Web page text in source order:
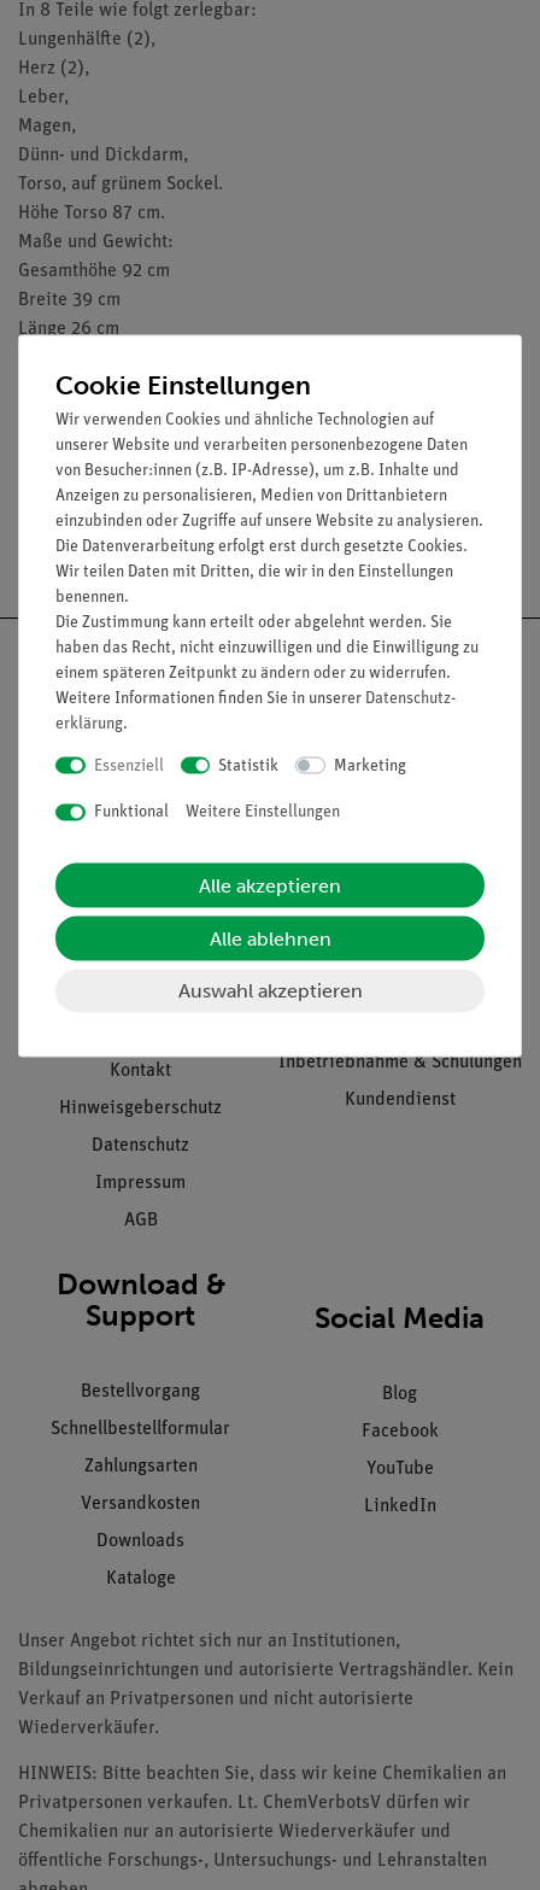
In 8 Teile wie folgt zerlegbar:
Lungenhälfte (2),
Herz (2),
Leber,
Magen,
Dünn- und Dickdarm,
Torso, auf grünem Sockel.
Höhe Torso 87 cm.
Maße und Gewicht:
Gesamthöhe 92 cm
Breite 39 cm
Länge 26 cm
Versandkostenfrei ab 300,- €
Unternehmen
Projekte und Lösungen
Kontakt
Hinweisgeberschutz
Datenschutz
Impressum
AGB
Übersicht Service
Beratung & Showroom
Inventarisierungs- &
Inbetriebnahme & Schulungen
Kundendienst
Download &
Support
Bestellvorgang
Schnellbestellformular
Zahlungsarten
Versandkosten
Downloads
Kataloge
Social Media
Blog
Facebook
YouTube
LinkedIn
Unser Angebot richtet sich nur an Institutionen,
Bildungseinrichtungen und autorisierte Vertragshändler. Kein
Verkauf an Privatpersonen und nicht autorisierte
Wiederverkäufer.
HINWEIS: Bitte beachten Sie, dass wir keine Chemikalien an
Privatpersonen verkaufen. Lt. ChemVerbotsV dürfen wir
Chemikalien nur an autorisierte Wiederverkäufer und
öffentliche Forschungs-, Untersuchungs- und Lehranstalten
Cookie Einstellungen
Wir verwenden Cookies und ähnliche Technologien auf
unserer Website und verarbeiten personenbezogene Daten
von Besucher:innen (z.B. IP-Adresse), um z.B. Inhalte und
Anzeigen zu personalisieren, Medien von Drittanbietern
einzubinden oder Zugriffe auf unsere Website zu analysieren.
Die Datenverarbeitung erfolgt erst durch gesetzte Cookies.
Wir teilen Daten mit Dritten, die wir in den Einstellungen
benennen.
Die Zustimmung kann erteilt oder abgelehnt werden. Sie
haben das Recht, nicht einzuwilligen und die Einwilligung zu
einem späteren Zeitpunkt zu ändern oder zu widerrufen.
Weitere Informationen finden Sie in unserer Daten­schutz­
erklärung.
Essenziell Statistik Marketing
Funktional Weitere Einstellungen
Alle akzeptieren
Alle ablehnen
Auswahl akzeptieren